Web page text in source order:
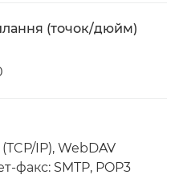
(точок/дюйм)
(TCP/IP), WebDAV
факс: SMTP, POP3